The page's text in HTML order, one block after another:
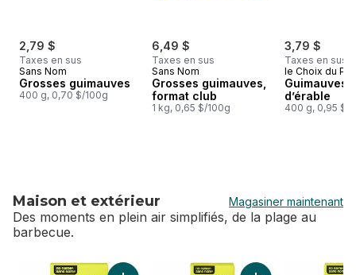
2,79 $
Taxes en sus
Sans Nom
Grosses guimauves
400 g, 0,70 $/100g
6,49 $
Taxes en sus
Sans Nom
Grosses guimauves,
format club
1 kg, 0,65 $/100g
3,79 $
Taxes en sus
le Choix du
Guimauves
d’érable
400 g, 0,95 $/
Maison et extérieur Magasiner maintenant
Des moments en plein air simplifiés, de la plage au
barbecue.
sauter Maison et extérieur